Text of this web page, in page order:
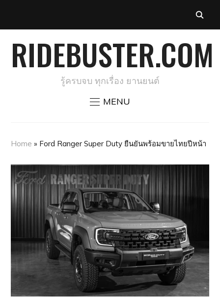
RIDEBUSTER.COM
รู้ครบจบ ทุกเรื่อง ยานยนต์
MENU
Home » Ford Ranger Super Duty ยืนยันพร้อมขายไทยปีหน้า